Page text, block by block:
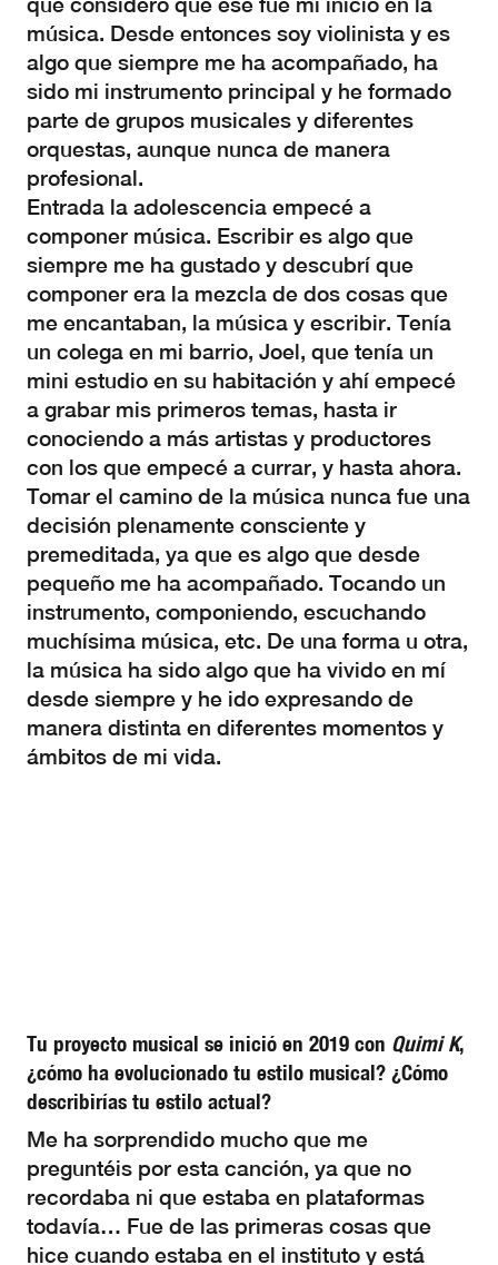
música. Desde entonces soy violinista y es
algo que siempre me ha acompañado, ha
sido mi instrumento principal y he formado
parte de grupos musicales y diferentes
orquestas, aunque nunca de manera
profesional.
Entrada la adolescencia empecé a
componer música. Escribir es algo que
siempre me ha gustado y descubrí que
componer era la mezcla de dos cosas que
me encantaban, la música y escribir. Tenía
un colega en mi barrio, Joel, que tenía un
mini estudio en su habitación y ahí empecé
a grabar mis primeros temas, hasta ir
conociendo a más artistas y productores
con los que empecé a currar, y hasta ahora.
Tomar el camino de la música nunca fue una
decisión plenamente consciente y
premeditada, ya que es algo que desde
pequeño me ha acompañado. Tocando un
instrumento, componiendo, escuchando
muchísima música, etc. De una forma u otra,
la música ha sido algo que ha vivido en mí
desde siempre y he ido expresando de
manera distinta en diferentes momentos y
ámbitos de mi vida.
Tu proyecto musical se inició en 2019 con Quimi K,
¿cómo ha evolucionado tu estilo musical? ¿Cómo
describirías tu estilo actual?
Me ha sorprendido mucho que me
preguntéis por esta canción, ya que no
recordaba ni que estaba en plataformas
todavía… Fue de las primeras cosas que
hice cuando estaba en el instituto y está